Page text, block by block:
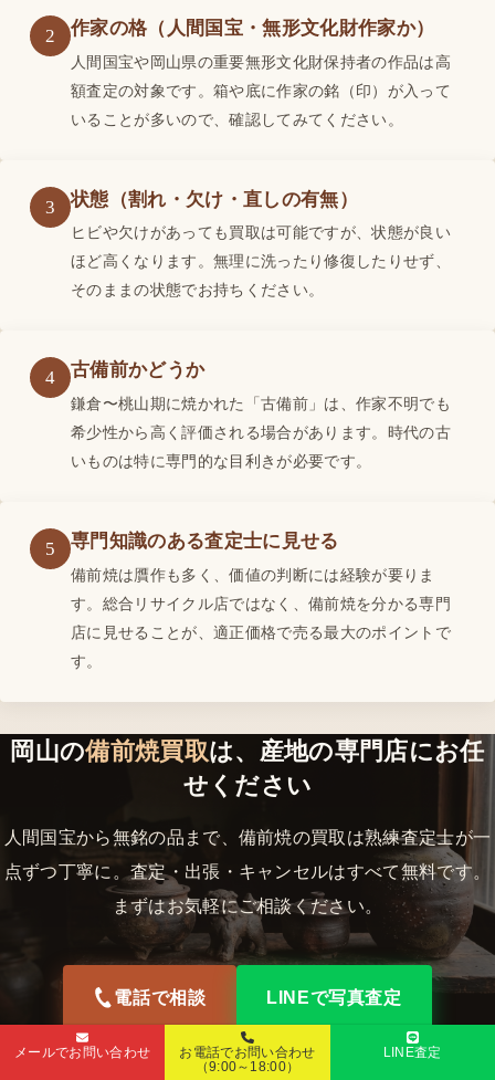
2 作家の格（人間国宝・無形文化財作家か）
人間国宝や岡山県の重要無形文化財保持者の作品は高
額査定の対象です。箱や底に作家の銘（印）が入って
いることが多いので、確認してみてください。
3 状態（割れ・欠け・直しの有無）
ヒビや欠けがあっても買取は可能ですが、状態が良い
ほど高くなります。無理に洗ったり修復したりせず、
そのままの状態でお持ちください。
4 古備前かどうか
鎌倉〜桃山期に焼かれた「古備前」は、作家不明でも
希少性から高く評価される場合があります。時代の古
いものは特に専門的な目利きが必要です。
5 専門知識のある査定士に見せる
備前焼は贋作も多く、価値の判断には経験が要りま
す。総合リサイクル店ではなく、備前焼を分かる専門
店に見せることが、適正価格で売る最大のポイントで
す。
岡山の備前焼買取は、産地の専門店にお任
せください
人間国宝から無銘の品まで、備前焼の買取は熟練査定士が一
点ずつ丁寧に。査定・出張・キャンセルはすべて無料です。
まずはお気軽にご相談ください。
電話で相談 LINEで写真査定
ABOUT BIZEN WARE
メールでお問い合わせ
お電話でお問い合わせ
（9:00～18:00）
LINE査定